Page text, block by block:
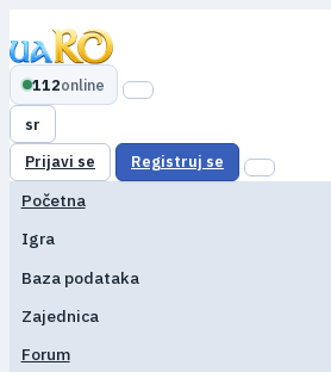
112online
sr
Prijavi se Registruj se
Početna
Igra
Baza podataka
Zajednica
Forum